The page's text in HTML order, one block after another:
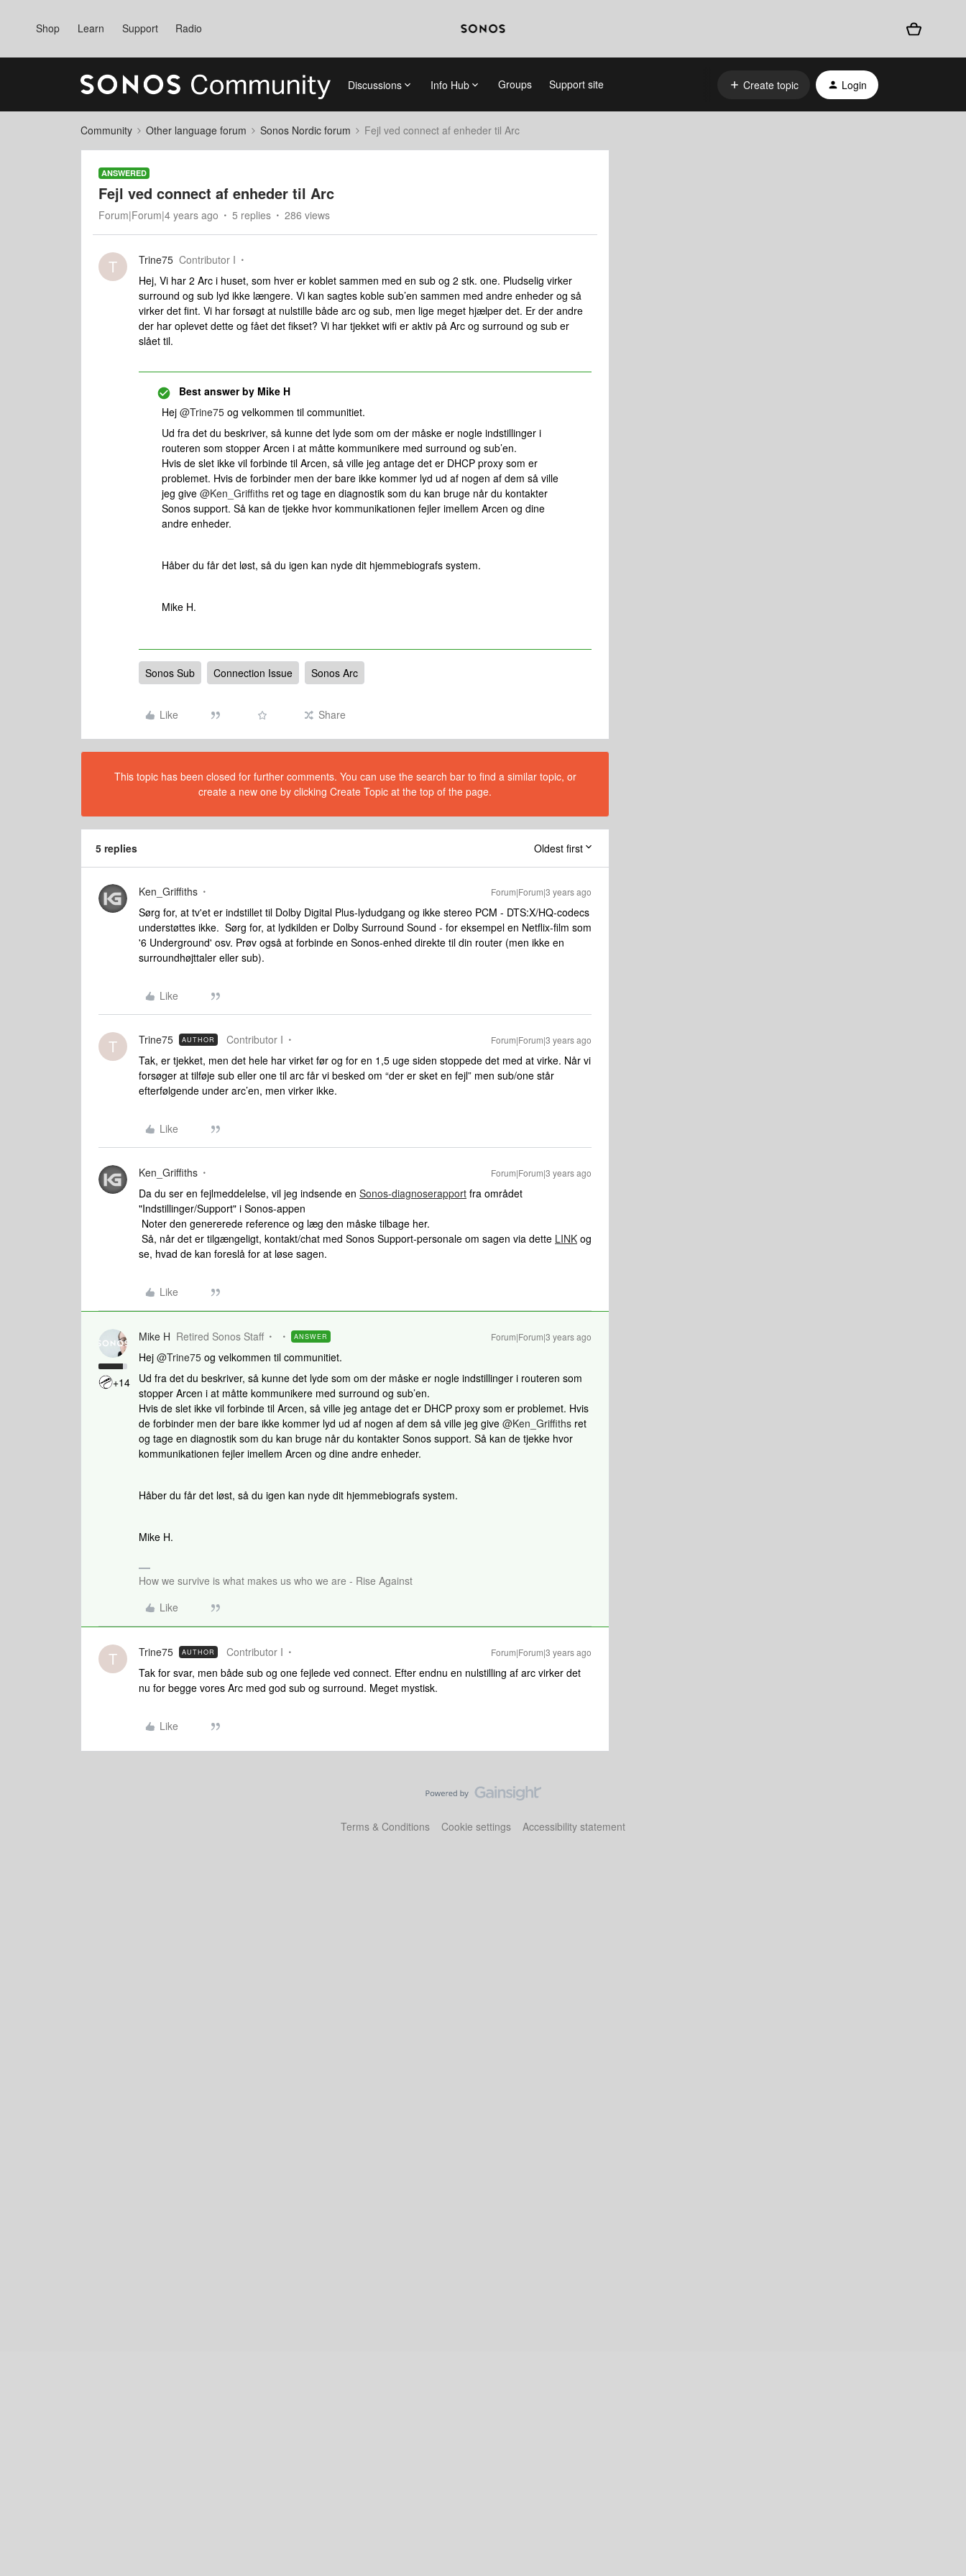
Shop Learn Support Radio
Discussions Info Hub Groups Support site Create topic Login
Community Other language forum Sonos Nordic forum Fejl ved connect af enheder til Arc
ANSWERED
Fejl ved connect af enheder til Arc
Forum|Forum|4 years ago 5 replies 286 views
T Trine75 Contributor I
Hej, Vi har 2 Arc i huset, som hver er koblet sammen med en sub og 2 stk. one. Pludselig virker
surround og sub lyd ikke længere. Vi kan sagtes koble sub’en sammen med andre enheder og så
virker det fint. Vi har forsøgt at nulstille både arc og sub, men lige meget hjælper det. Er der andre
der har oplevet dette og fået det fikset? Vi har tjekket wifi er aktiv på Arc og surround og sub er
slået til.
Best answer by Mike H
Hej @Trine75 og velkommen til communitiet.
Ud fra det du beskriver, så kunne det lyde som om der måske er nogle indstillinger i
routeren som stopper Arcen i at måtte kommunikere med surround og sub’en.
Hvis de slet ikke vil forbinde til Arcen, så ville jeg antage det er DHCP proxy som er
problemet. Hvis de forbinder men der bare ikke kommer lyd ud af nogen af dem så ville
jeg give @Ken_Griffiths ret og tage en diagnostik som du kan bruge når du kontakter
Sonos support. Så kan de tjekke hvor kommunikationen fejler imellem Arcen og dine
andre enheder.
Håber du får det løst, så du igen kan nyde dit hjemmebiografs system.
Mike H.
Sonos Sub Connection Issue Sonos Arc
Like Share
This topic has been closed for further comments. You can use the search bar to find a similar topic, or
create a new one by clicking Create Topic at the top of the page.
5 replies Oldest first
Ken_Griffiths Forum|Forum|3 years ago
Sørg for, at tv'et er indstillet til Dolby Digital Plus-lydudgang og ikke stereo PCM - DTS:X/HQ-codecs
understøttes ikke. Sørg for, at lydkilden er Dolby Surround Sound - for eksempel en Netflix-film som
'6 Underground' osv. Prøv også at forbinde en Sonos-enhed direkte til din router (men ikke en
surroundhøjttaler eller sub).
Like
T Trine75 AUTHOR Contributor I Forum|Forum|3 years ago
Tak, er tjekket, men det hele har virket før og for en 1,5 uge siden stoppede det med at virke. Når vi
forsøger at tilføje sub eller one til arc får vi besked om “der er sket en fejl” men sub/one står
efterfølgende under arc’en, men virker ikke.
Like
Ken_Griffiths Forum|Forum|3 years ago
Da du ser en fejlmeddelelse, vil jeg indsende en Sonos-diagnoserapport fra området
"Indstillinger/Support" i Sonos-appen
Noter den genererede reference og læg den måske tilbage her.
Så, når det er tilgængeligt, kontakt/chat med Sonos Support-personale om sagen via dette LINK og
se, hvad de kan foreslå for at løse sagen.
Like
+14
Mike H Retired Sonos Staff ANSWER Forum|Forum|3 years ago
Hej @Trine75 og velkommen til communitiet.
Ud fra det du beskriver, så kunne det lyde som om der måske er nogle indstillinger i routeren som
stopper Arcen i at måtte kommunikere med surround og sub’en.
Hvis de slet ikke vil forbinde til Arcen, så ville jeg antage det er DHCP proxy som er problemet. Hvis
de forbinder men der bare ikke kommer lyd ud af nogen af dem så ville jeg give @Ken_Griffiths ret
og tage en diagnostik som du kan bruge når du kontakter Sonos support. Så kan de tjekke hvor
kommunikationen fejler imellem Arcen og dine andre enheder.
Håber du får det løst, så du igen kan nyde dit hjemmebiografs system.
Mike H.
How we survive is what makes us who we are - Rise Against
Like
T Trine75 AUTHOR Contributor I Forum|Forum|3 years ago
Tak for svar, men både sub og one fejlede ved connect. Efter endnu en nulstilling af arc virker det
nu for begge vores Arc med god sub og surround. Meget mystisk.
Like
Terms & Conditions Cookie settings Accessibility statement